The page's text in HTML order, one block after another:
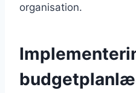
organisation.